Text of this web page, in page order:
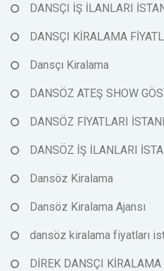
DANSÇI İŞ İLANLARI
DANSÇI KİRALAMA
Dansçı Kiralama
DANSÖZ ATEŞ SHOW
DANSÖZ FİYATLARI
DANSÖZ İŞ İLANLARI
Dansöz Kiralama
Dansöz Kiralama Ajansı
dansöz kiralama fiyatları
DİREK DANSÇI KİRALAMA